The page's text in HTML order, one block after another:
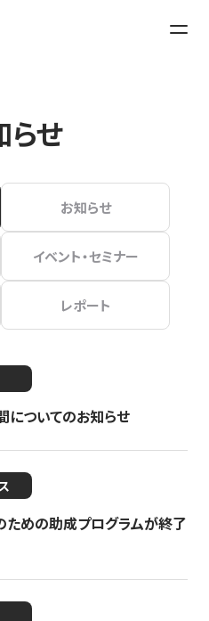
らせ
お知らせ
イベント・セミナー
レポート
についてのお知らせ
ための助成プログラムが終了